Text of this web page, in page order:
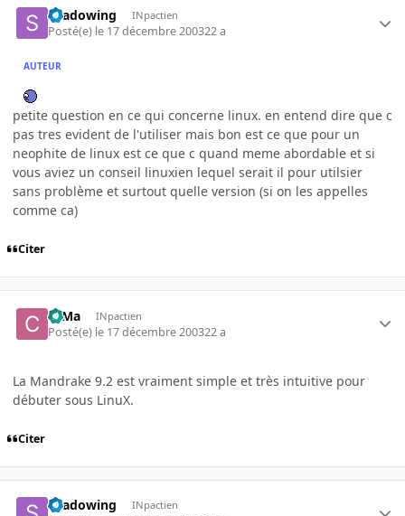
shadowing INpactien
Posté(e) le 17 décembre 200322 a
AUTEUR
petite question en ce qui concerne linux. en entend dire que c
pas tres evident de l'utiliser mais bon est ce que pour un
neophite de linux est ce que c quand meme abordable et si
vous aviez un conseil linuxien lequel serait il pour utilsier
sans problème et surtout quelle version (si on les appelles
comme ca)
Citer
c0Ma INpactien
Posté(e) le 17 décembre 200322 a
La Mandrake 9.2 est vraiment simple et très intuitive pour
débuter sous LinuX.
Citer
shadowing INpactien